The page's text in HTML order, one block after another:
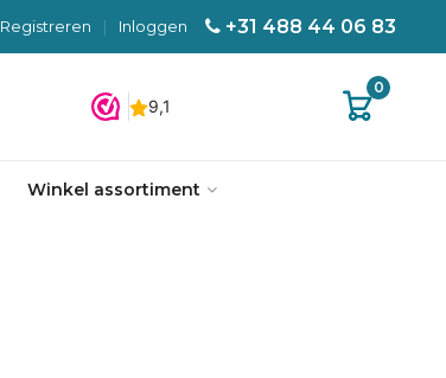
+31 488 44 06 83
Inloggen
|
Registreren
0
Winkel assortiment